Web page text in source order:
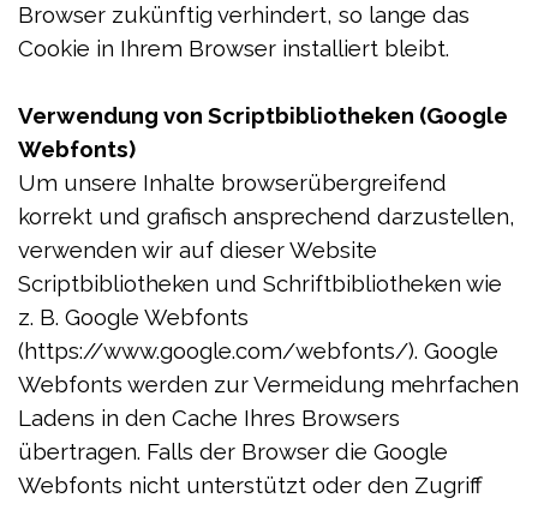
Browser zukünftig verhindert, so lange das
Cookie in Ihrem Browser installiert bleibt.
Verwendung von Scriptbibliotheken (Google
Webfonts)
Um unsere Inhalte browserübergreifend
korrekt und grafisch ansprechend darzustellen,
verwenden wir auf dieser Website
Scriptbibliotheken und Schriftbibliotheken wie
z. B. Google Webfonts
(https://www.google.com/webfonts/). Google
Webfonts werden zur Vermeidung mehrfachen
Ladens in den Cache Ihres Browsers
übertragen. Falls der Browser die Google
Webfonts nicht unterstützt oder den Zugriff